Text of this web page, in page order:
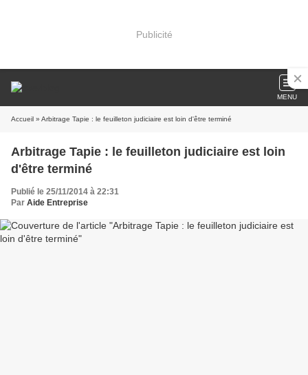
Publicité
MENU
Accueil » Arbitrage Tapie : le feuilleton judiciaire est loin d'être terminé
Arbitrage Tapie : le feuilleton judiciaire est loin
d'être terminé
Publié le 25/11/2014 à 22:31
Par Aide Entreprise